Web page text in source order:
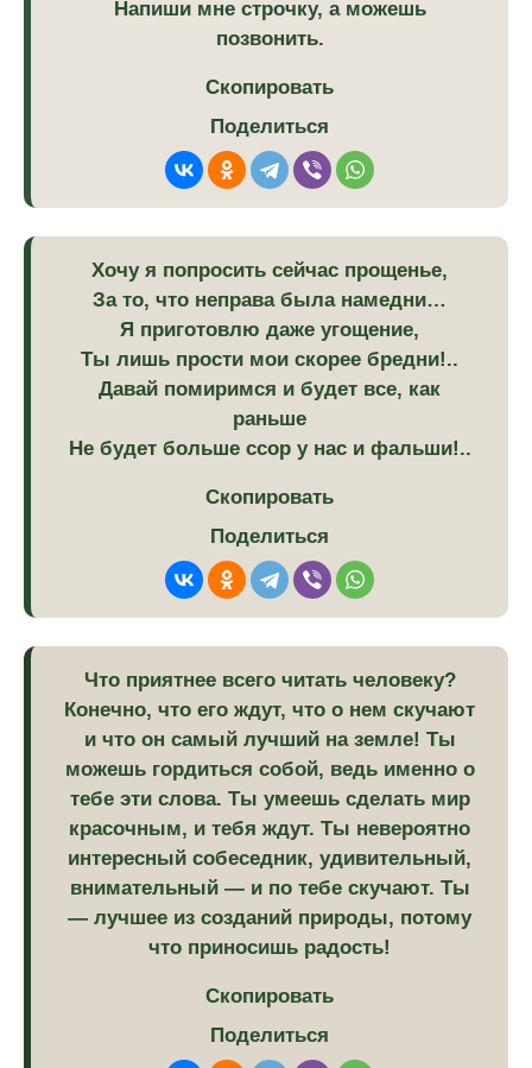
Напиши мне строчку, а можешь
позвонить.
Скопировать
Поделиться
Хочу я попросить сейчас прощенье,
За то, что неправа была намедни…
Я приготовлю даже угощение,
Ты лишь прости мои скорее бредни!..
Давай помиримся и будет все, как
раньше
Не будет больше ссор у нас и фальши!..
Скопировать
Поделиться
Что приятнее всего читать человеку?
Конечно, что его ждут, что о нем скучают
и что он самый лучший на земле! Ты
можешь гордиться собой, ведь именно о
тебе эти слова. Ты умеешь сделать мир
красочным, и тебя ждут. Ты невероятно
интересный собеседник, удивительный,
внимательный — и по тебе скучают. Ты
— лучшее из созданий природы, потому
что приносишь радость!
Скопировать
Поделиться